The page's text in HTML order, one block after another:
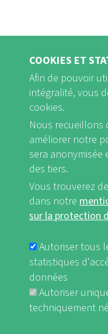
FB
Mentions légales et
COOKIES ET
Afin de pouvoir
intégralité, vous
cookies.
Nous recueillons
améliorer notre
sera anonymisée
des tiers.
Vous trouverez
dans notre
sur la protection
Autoriser tous
statistiques
données
Autoriser
techniquement